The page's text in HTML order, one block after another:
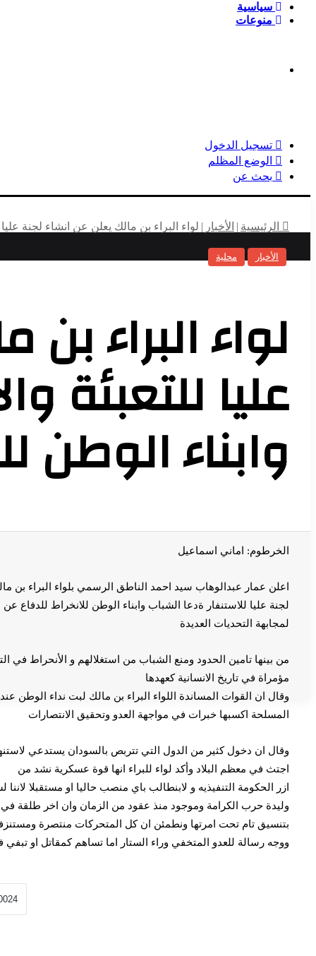
سياسية
منوعات
تسجيل الدخول
الوضع المظلم
بحث عن
الرئيسية | الأخبار | لواء البراء بن مالك يعلن عن انشاء لجنة
الأخبار محلية
لواء البراء
عليا للتعبئة
وابناء الوطن
الخرطوم: اماني اسماعيل
اعلن عمار عبدالوهاب سيد احمد الناطق الرسمي بلواء البراء بن
لجنة عليا للاستنفار ةدعا الشباب وابناء الوطن للانخراط
لمجابهة التحديات العديدة
من بينها تامين الحدود ومنع الشباب من استغلالهم و الأنحراط
مؤمراة في تاريخ الانسانية كعهدها
وقال ان القوات المساندة اللواء البراء بن مالك لبت نداء الوطن
المسلحة اكسبها خبرات في مواجهة العدو وتحقيق الانتصارات
وقال ان دخول كثير من الدول التي تتربص بالسودان يستدعي
اجتث في معظم البلاد وأكد لواء للبراء انها قوة عسكرية نشد من
ازر الحكومة التنفيذيه و لابنطالب باي منصب حاليا او مستقبلا
وليدة حرب الكرامة وموجود منذ عقود من الزمان وان اخر طلقة
بتنسيق تام تحت امرتها ونطمئن ان كل المتحركات منتصرة
ووجه رسالة للعدو المتخفي وراء الستار اما تساهم كمقاتل او تبفي
إعفاء وزير الشؤون الدينية والأوقاف والامين العام للحج والعمرة من
بدعم من تجمع الأطباء السودانيين بأمريكا (سابا) وتحت شعار نحو